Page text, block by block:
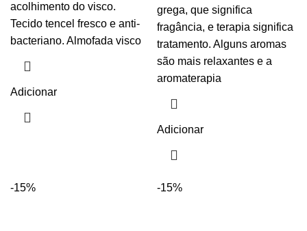
acolhimento do visco.
Tecido tencel fresco e anti-
bacteriano. Almofada visco
Adicionar
grega, que significa
fragância, e terapia significa
tratamento. Alguns aromas
são mais relaxantes e a
aromaterapia
Adicionar
-15% -15%